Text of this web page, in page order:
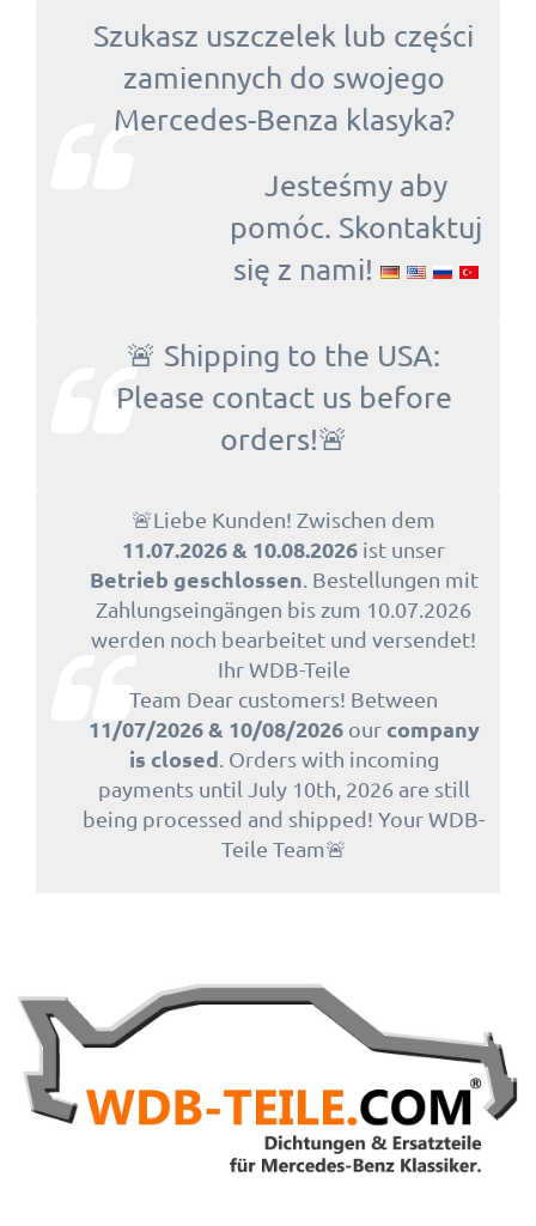
Szukasz uszczelek lub części
zamiennych do swojego
Mercedes-Benza klasyka?
Jesteśmy aby
pomóc. Skontaktuj
się z nami!
🚨 Shipping to the USA:
Please contact us before
orders!🚨
🚨Liebe Kunden! Zwischen dem
11.07.2026 & 10.08.2026 ist unser
Betrieb geschlossen . Bestellungen mit
Zahlungseingängen bis zum 10.07.2026
werden noch bearbeitet und versendet!
Ihr WDB-Teile
Team Dear customers! Between
11/07/2026 & 10/08/2026our company
is closed . Orders with incoming
payments until July 10th, 2026 are still
being processed and shipped! Your WDB-
Teile Team🚨